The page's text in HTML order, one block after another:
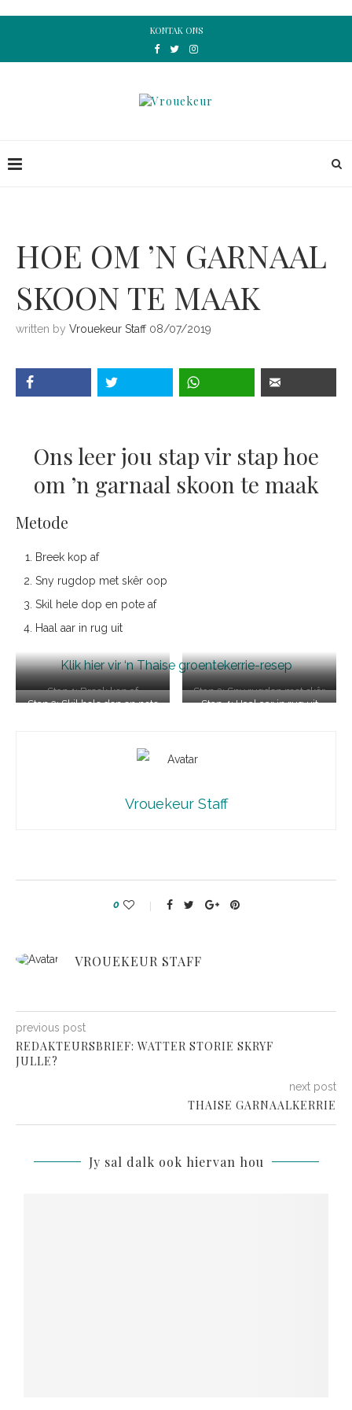
KONTAK ONS
HOE OM ’N GARNAAL
SKOON TE MAAK
written by Vrouekeur Staff 08/07/2019
Ons leer jou stap vir stap hoe
om ’n garnaal skoon te maak
Metode
Breek kop af
Sny rugdop met skêr oop
Skil hele dop en pote af
Haal aar in rug uit
Klik hier vir ‘n Thaise groentekerrie-resep
Stap 1: Breek kop af
Stap 2: Sny rugdop met skêr
Stap 3: Skil hele dop en pote
Stap 4: Haal aar in rug uit
Vrouekeur Staff
0
VROUEKEUR STAFF
previous post
REDAKTEURSBRIEF: WATTER STORIE SKRYF
JULLE?
next post
THAISE GARNAALKERRIE
Jy sal dalk ook hiervan hou